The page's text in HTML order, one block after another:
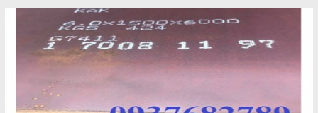
Gọi cho chúng tôi
Nhắn tin
Mail